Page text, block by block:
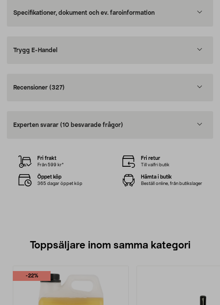
Specifikationer, dokument och ev. faroinformation
Trygg E-Handel
Recensioner (327)
Experten svarar (10 besvarade frågor)
Fri frakt
Från 599 kr*
Fri retur
Till valfri butik
Öppet köp
365 dagar öppet köp
Hämta i butik
Beställ online, från butikslager
Toppsäljare inom samma kategori
-22%